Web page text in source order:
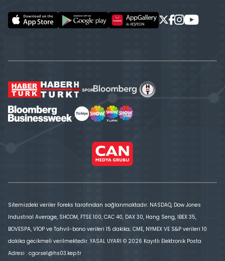
Sitemizdeki veriler Foreks tarafından sağlanmaktadır. NASDAQ, Dow Jones
Industrial Average, SHCOM, FTSE 100, CAC 40, DAX 30, Hang Seng, IBEX 35,
BOVESPA, VİOP ve Tahvil-bono verileri 15 dakika; CME, NYMEX VE S&P verileri 10
dakika gecikmeli verilmektedir. YASAL UYARI © 2026 Kayıtlı Elektronik Posta
Adresi : cgorsel@hs03.kep.tr